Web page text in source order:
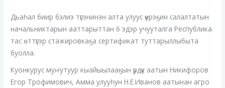
Дьаһал биир бэлиэ түгэнинэн алта улуус үөрэҕин салалтатын
начальниктарын ааттарыттан 6 эдэр учууталга Республика
тас өттүгэр стажировкаҕа сертификат туттарыллыбыта
буолла.
Куонкурус муҥутуур кыайыылааҕын үрдүк аатын Никифоров
Егор Трофимович, Амма улууһун Н.Е.Иванов аатынан агро